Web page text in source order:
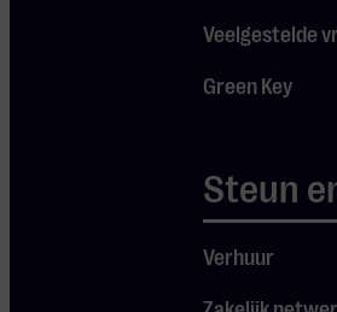
Veelgestelde
Green Key
Steun
Verhuur